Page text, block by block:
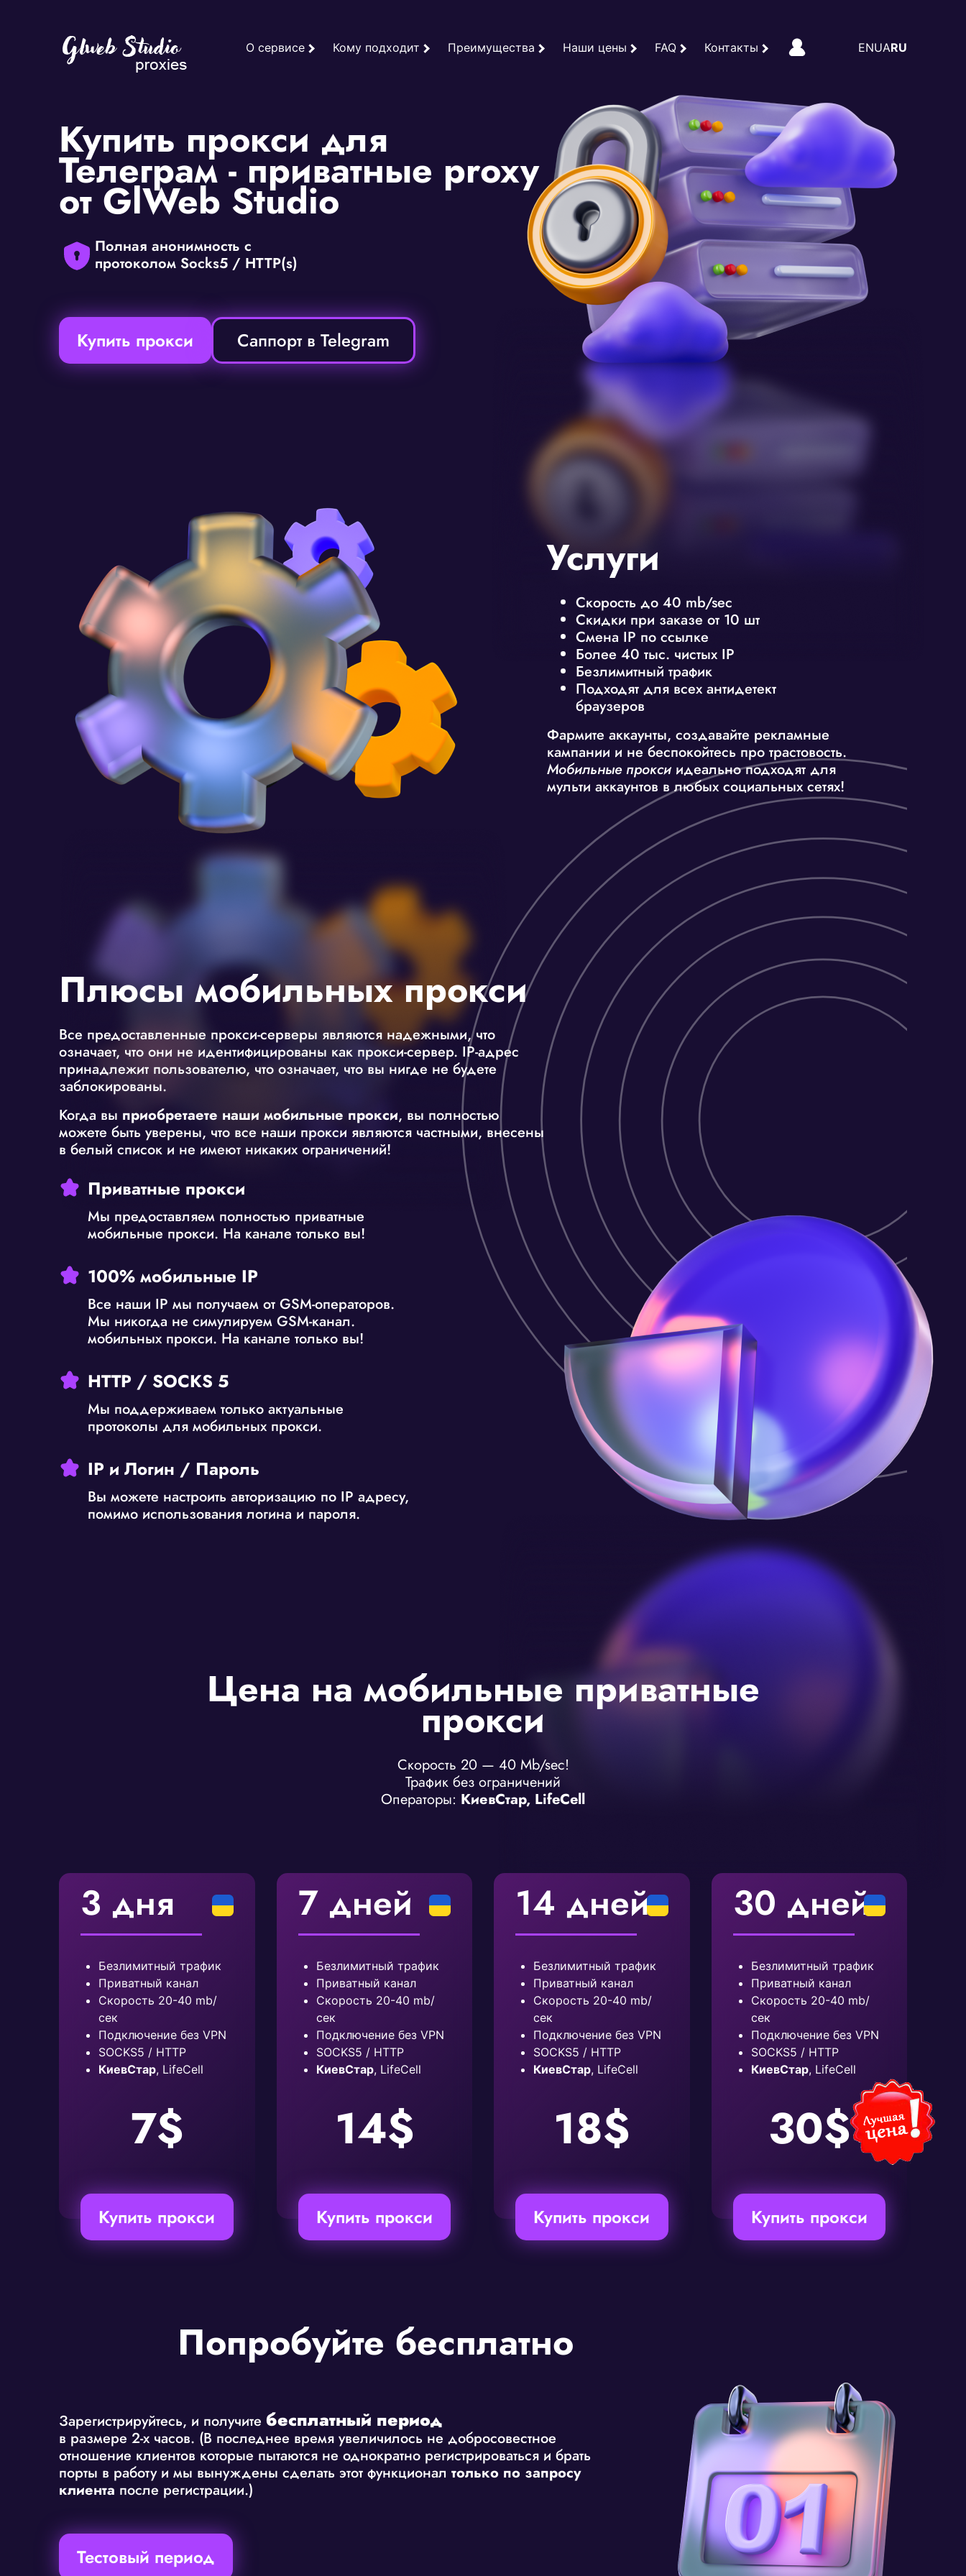
О сервисе Кому подходит Преимущества Наши цены FAQ Контакты ENUARU
Купить прокси для
Телеграм - приватные proxy
от GlWeb Studio
Полная анонимность с
протоколом Socks5 / HTTP(s)
Купить прокси Саппорт в Telegram
Услуги
Скорость до 40 mb/sec
Скидки при заказе от 10 шт
Смена IP по ссылке
Более 40 тыс. чистых IP
Безлимитный трафик
Подходят для всех антидетект
браузеров
Фармите аккаунты, создавайте рекламные
кампании и не беспокойтесь про трастовость.
Мобильные прокси идеально подходят для
мульти аккаунтов в любых социальных сетях!
Плюсы мобильных прокси
Все предоставленные прокси-серверы являются надежными, что
означает, что они не идентифицированы как прокси-сервер. IP-адрес
принадлежит пользователю, что означает, что вы нигде не будете
заблокированы.
Когда вы приобретаете наши мобильные прокси, вы полностью
можете быть уверены, что все наши прокси являются частными, внесены
в белый список и не имеют никаких ограничений!
Приватные прокси
Мы предоставляем полностью приватные
мобильные прокси. На канале только вы!
100% мобильные IP
Все наши IP мы получаем от GSM-операторов.
Мы никогда не симулируем GSM-канал.
мобильных прокси. На канале только вы!
HTTP / SOCKS 5
Мы поддерживаем только актуальные
протоколы для мобильных прокси.
IP и Логин / Пароль
Вы можете настроить авторизацию по IP адресу,
помимо использования логина и пароля.
Цена на мобильные приватные
прокси
Скорость 20 — 40 Mb/sec!
Трафик без ограничений
Операторы: КиевСтар, LifeCell
3 дня
Безлимитный трафик
Приватный канал
Скорость 20-40 mb/
сек
Подключение без VPN
SOCKS5 / HTTP
КиевСтар, LifeCell
7$
Купить прокси
7 дней
Безлимитный трафик
Приватный канал
Скорость 20-40 mb/
сек
Подключение без VPN
SOCKS5 / HTTP
КиевСтар, LifeCell
14$
Купить прокси
14 дней
Безлимитный трафик
Приватный канал
Скорость 20-40 mb/
сек
Подключение без VPN
SOCKS5 / HTTP
КиевСтар, LifeCell
18$
Купить прокси
30 дней
Безлимитный трафик
Приватный канал
Скорость 20-40 mb/
сек
Подключение без VPN
SOCKS5 / HTTP
КиевСтар, LifeCell
30$
Купить прокси
Попробуйте бесплатно
Зарегистрируйтесь, и получите бесплатный период
в размере 2-х часов. (В последнее время увеличилось не добросовестное
отношение клиентов которые пытаются не однократно регистрироваться и брать
порты в работу и мы вынуждены сделать этот функционал только по запросу
клиента после регистрации.)
Тестовый период